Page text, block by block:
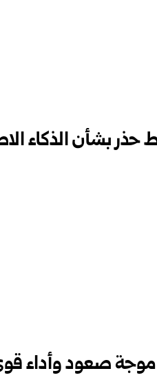
حذر بشأن الذكاء
موجة صعود وأداء